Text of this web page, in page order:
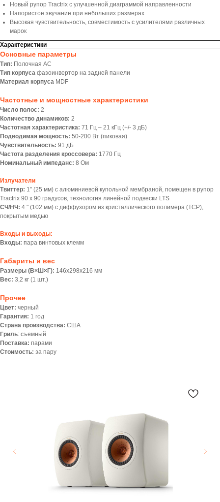
Новый рупор Tractrix с улучшенной диаграммой направленности
Напористое звучание при небольших размерах
Высокая чувствительность, совместимость с усилителями различных
марок
Характеристики
Основные параметры
Тип: Полочная АС
Тип корпуса фазоинвертор на задней панели
Материал корпуса MDF
Частотные и мощностные характеристики
Число полос: 2
Количество динамиков: 2
Частотная характеристика: 71 Гц – 21 кГц (+/- 3 дБ)
Подводимая мощность: 50-200 Вт (пиковая)
Чувствительность: 91 дБ
Частота разделения кроссовера: 1770 Гц
Номинальный импеданс: 8 Ом
Излучатели
Твиттер: 1” (25 мм) с алюминиевой купольной мембраной, помещен в рупор
Tractrix 90 х 90 градусов, технология линейной подвески LTS
СЧ/НЧ: 4 " (102 мм) с диффузором из кристаллического полимера (TCP),
покрытым медью
Входы и выходы:
Входы: пара винтовых клемм
Габариты и вес
Размеры (В×Ш×Г): 146x298x216 мм
Вес: 3,2 кг (1 шт.)
Прочее
Цвет: черный
Гарантия: 1 год
Страна производства: США
Гриль: съемный
Поставка: парами
Стоимость: за пару